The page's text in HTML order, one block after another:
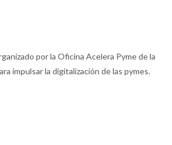
por la Oficina Acelera Pyme de la
impulsar la digitalización de las pymes.